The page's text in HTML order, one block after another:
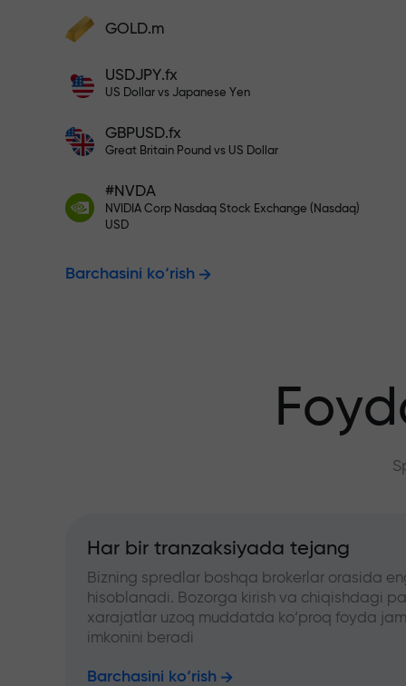
Hisobni to‘ldiring va depozitingizdan 1
emas. Depozit qancha katta bo‘lsa,
multiplikator shuncha yuqori bo‘ladi.
Hisobingizni $333 bilan
Risksiz
kafolatlanadi
X1000
GOLD.m
USDJPY.fx
US Dollar vs Japanese Yen
GBPUSD.fx
Great Britain Pound vs US Dollar
#NVDA
NVIDIA Corp Nasdaq Stock Exchange (Nasdaq)
USD
Barchasini ko‘rish
Har bir tranzaksiyada tejang
Bizning spredlar boshqa brokerlar orasida
hisoblanadi. Bozorga kirish va chiqishdagi
xarajatlar uzoq muddatda ko‘proq foyda
imkonini beradi
Barchasini ko‘rish